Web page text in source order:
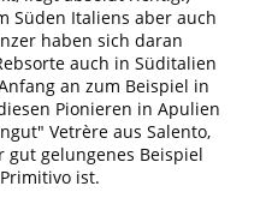
Süden Italiens aber auch
haben sich daran
auch in Süditalien
an zum Beispiel in
Pionieren in Apulien
Vetrère aus Salento,
gelungenes Beispiel
ist.